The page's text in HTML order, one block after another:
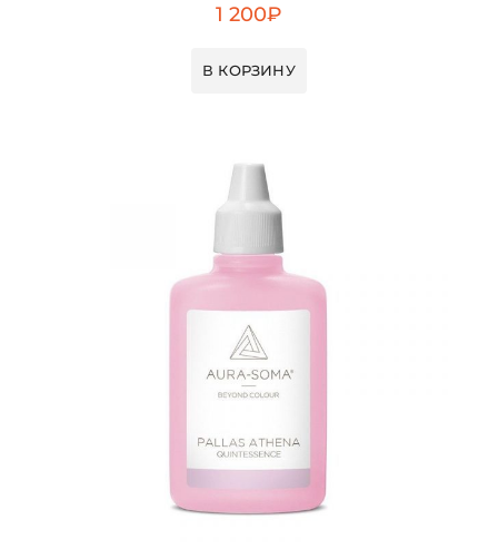
1 200₽
В КОРЗИНУ